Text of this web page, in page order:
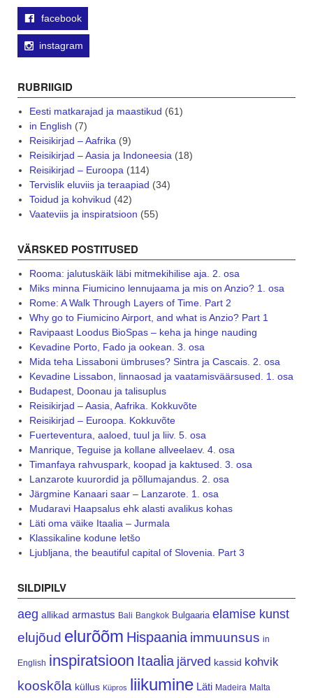
facebook
instagram
RUBRIIGID
Eesti matkarajad ja maastikud (61)
in English (7)
Reisikirjad – Aafrika (9)
Reisikirjad – Aasia ja Indoneesia (18)
Reisikirjad – Euroopa (114)
Tervislik eluviis ja teraapiad (34)
Toidud ja kohvikud (42)
Vaateviis ja inspiratsioon (55)
VÄRSKED POSTITUSED
Rooma: jalutuskäik läbi mitmekihilise aja. 2. osa
Miks minna Fiumicino lennujaama ja mis on Anzio? 1. osa
Rome: A Walk Through Layers of Time. Part 2
Why go to Fiumicino Airport, and what is Anzio? Part 1
Ravipaast Loodus BioSpas – keha ja hinge nauding
Kevadine Porto, Fado ja ookean. 3. osa
Mida teha Lissaboni ümbruses? Sintra ja Cascais. 2. osa
Kevadine Lissabon, linnaosad ja vaatamisväärsused. 1. osa
Budapest, Doonau ja talisuplus
Reisikirjad – Aasia, Aafrika. Kokkuvõte
Reisikirjad – Euroopa. Kokkuvõte
Fuerteventura, aaloed, tuul ja liiv. 5. osa
Manrique, Teguise ja kollane allveelaev. 4. osa
Timanfaya rahvuspark, koopad ja kaktused. 3. osa
Lanzarote kuurordid ja põllumajandus. 2. osa
Järgmine Kanaari saar – Lanzarote. 1. osa
Mudaravi Haapsalus ehk alasti avalikus kohas
Läti oma väike Itaalia – Jurmala
Klassikaline kodune letšo
Ljubljana, the beautiful capital of Slovenia. Part 3
SILDIPILV
aeg allikad armastus Bali Bangkok Bulgaaria elamise kunst
elujõud elurõõm Hispaania immuunsus in
English inspiratsioon Itaalia järved kassid kohvik
kooskõla küllus Küpros liikumine Läti Madeira Malta